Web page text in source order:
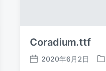
Coradium.ttf
发
2020年6月2日
发